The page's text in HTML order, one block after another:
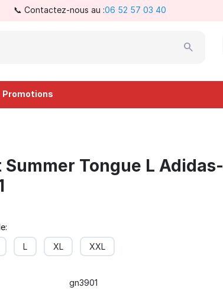
📞 Contactez-nous au :06 52 57 03 40
Promotions
Tongue L Adidas-
L XL XXL
gn3901